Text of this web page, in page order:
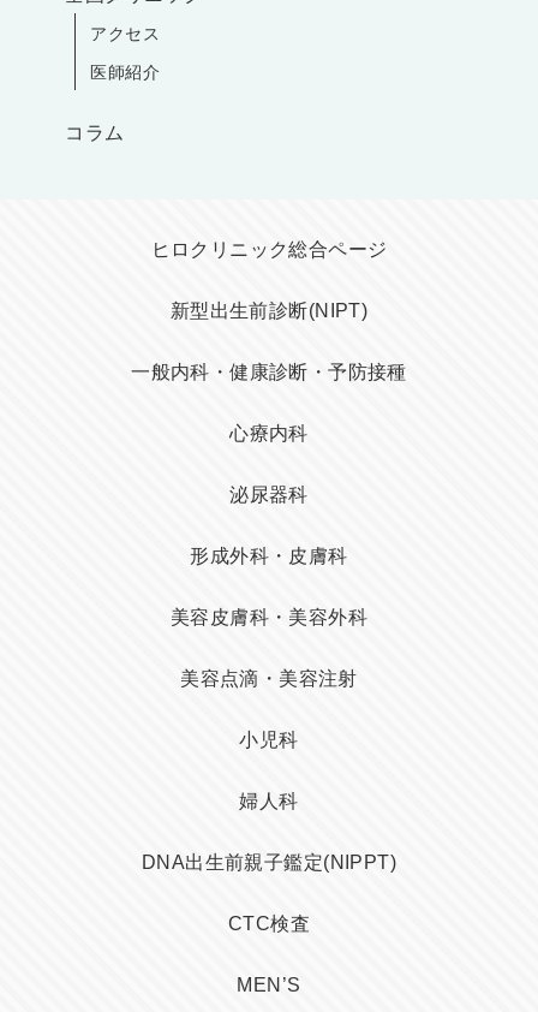
アクセス
医師紹介
コラム
ヒロクリニック総合ページ
新型出生前診断(NIPT)
一般内科・健康診断・予防接種
心療内科
泌尿器科
形成外科・皮膚科
美容皮膚科・美容外科
美容点滴・美容注射
小児科
婦人科
DNA出生前親子鑑定(NIPPT)
CTC検査
MEN’S